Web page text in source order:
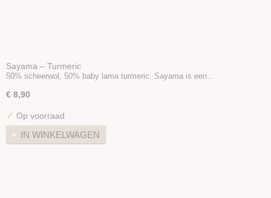
Sayama – Turmeric
50% scheerwol, 50% baby lama turmeric. Sayama is een…
€ 8,90
✓ Op voorraad
IN WINKELWAGEN